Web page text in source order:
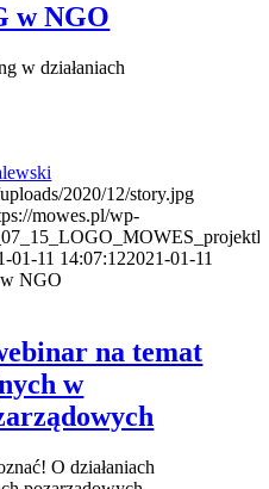
w NGO
w działaniach
2020/12/story.jpg
mowes.pl/wp-
01-11 14:07:122021-01-11
NGO
na temat
w
O działaniach